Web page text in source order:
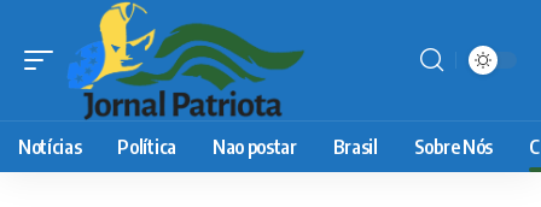
Notícias Política Nao postar Brasil Sobre Nós